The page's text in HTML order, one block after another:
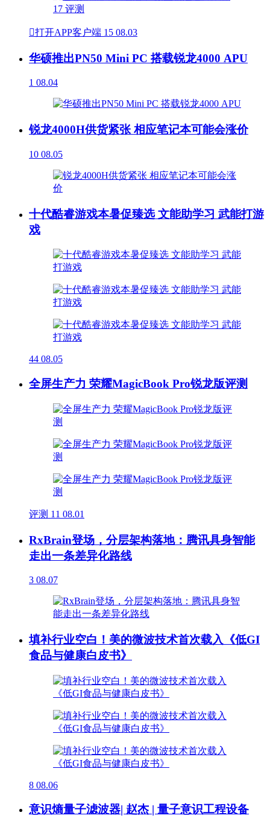
打开APP客户端 15 08.03
华硕推出PN50 Mini PC 搭载锐龙4000 APU
1 08.04
锐龙4000H供货紧张 相应笔记本可能会涨价
10 08.05
十代酷睿游戏本暑促臻选 文能助学习 武能打游
戏
44 08.05
全屏生产力 荣耀MagicBook Pro锐龙版评测
评测 11 08.01
RxBrain登场，分层架构落地：腾讯具身智能
走出一条差异化路线
3 08.07
填补行业空白！美的微波技术首次载入《低GI
食品与健康白皮书》
8 08.06
意识熵量子滤波器| 赵杰 | 量子意识工程设备